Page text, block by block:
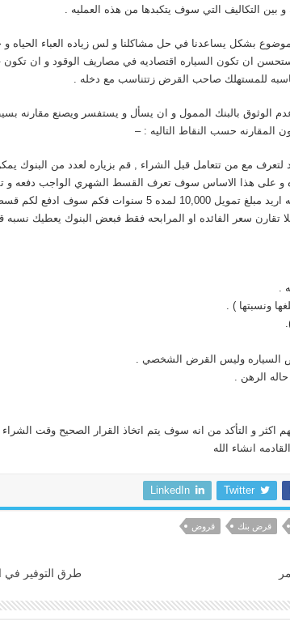
و بين التكاليف التي سوف يتكبدها من هذه العمليه .
بشكل يساعدنا في حل مشاكلنا و لس زياده العباء الحياه و
ان تكون السياره اقتصاديه في مصاريف الوقود و ان
للمستهلك صاحب القرض زتتناسب مع دخله .
الوثوق بالبنك الممول و ان يسأل و يستفسر ويصنع مقارنه
المقارنه حسب النقاط التاليه : –
لتعرف مع من تتعامل قبل الشراء , قم بزياره لعدد من البنوك
و على هذا الاساس سوف تعرف القسط الشهري الواجب دفعه و
مثلا اذهب الى البنك وقل له اريد مبلغ تمويل 10,000 لمده 5 سنوات
تقارن سعر الفائده او المرابحه فقط فبعض البنوك يعطيك نسبه
.
ونسبتها ) .
السياره وليس القرض الشخصي .
الرهن .
اكثر و التأكد من انه سوف يتم اتخاذ القرار الصحيح وقت
انشاء الله
Twitter
LinkedIn
قرض بنك قروض
طرق التوفير في